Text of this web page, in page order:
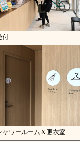
付
ャワールーム＆更衣室